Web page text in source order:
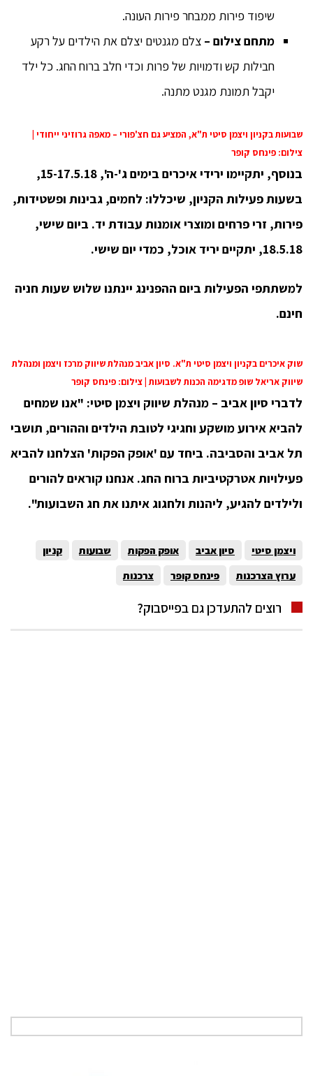
שיפוד פירות ממבחר פירות העונה.
מתחם צילום – צלם מגנטים יצלם את הילדים על רקע
חבילות קש ודמויות של פרות וכדי חלב ברוח החג. כל ילד
יקבל תמונת מגנט מתנה.
שבועות בקניון ויצמן סיטי ת"א, המציע גם חצ'פורי – מאפה גרוזיני ייחודי |
צילום: פינחס קופר
בנוסף, יתקיימו ירידי איכרים בימים ג'-ה', 15-17.5.18,
בשעות פעילות הקניון, שיכללו: לחמים, גבינות ופשטידות,
פירות, זרי פרחים ומוצרי אומנות עבודת יד. ביום שישי,
18.5.18, יתקיים יריד אוכל, כמדי יום שישי.
למשתתפי הפעילות ביום ההפנינג יינתנו שלוש שעות חניה
חינם.
שוק איכרים בקניון ויצמן סיטי ת"א. סיון אביב מנהלת שיווק מרכז ויצמן ומנהלת
שיווק אריאל שופ מדגימה הכנות לשבועות | צילום: פינחס קופר
לדברי סיון אביב – מנהלת שיווק ויצמן סיטי: "אנו שמחים
להביא אירוע מושקע וחגיגי לטובת הילדים וההורים, תושבי
תל אביב והסביבה. ביחד עם 'אופק הפקות' הצלחנו להביא
פעילויות אטרקטיביות ברוח החג. אנחנו קוראים להורים
ולילדים להגיע, ליהנות ולחגוג איתנו את חג השבועות".
ויצמן סיטי סיון אביב אופק הפקות שבועות
קניון
ערוץ הצרכנות
פינחס קופר צרכנות
רוצים להתעדכן גם בפייסבוק?